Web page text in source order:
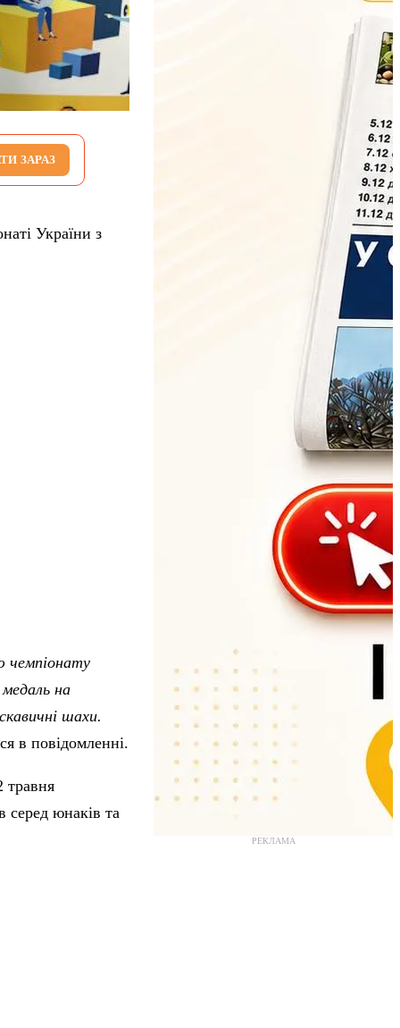
ЗАРАЗ
України з
чемпіонату
на
шахи.
в повідомленні.
травня
серед юнаків та
РЕКЛАМА